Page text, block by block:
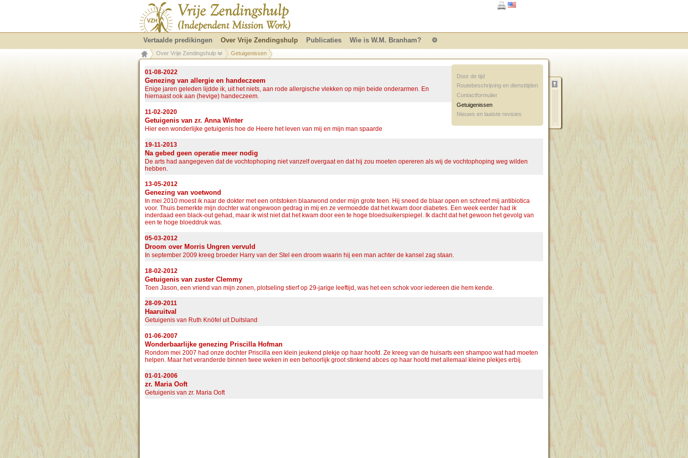
Door de tijd
Routebeschrijving en diensttijden
Contactformulier
Getuigenissen
Nieuws en laatste revisies
01-08-2022
Genezing van allergie en handeczeem
Enige jaren geleden lijdde ik, uit het niets, aan rode allergische vlekken op mijn beide onderarmen. En
hiernaast ook aan (hevige) handeczeem.
11-02-2020
Getuigenis van zr. Anna Winter
Hier een wonderlijke getuigenis hoe de Heere het leven van mij en mijn man spaarde
19-11-2013
Na gebed geen operatie meer nodig
De arts had aangegeven dat de vochtophoping niet vanzelf overgaat en dat hij zou moeten opereren als wij de vochtophoping weg wilden
hebben.
13-05-2012
Genezing van voetwond
In mei 2010 moest ik naar de dokter met een ontstoken blaarwond onder mijn grote teen. Hij sneed de blaar open en schreef mij antibiotica
voor. Thuis bemerkte mijn dochter wat ongewoon gedrag in mij en ze vermoedde dat het kwam door diabetes. Een week eerder had ik
inderdaad een black-out gehad, maar ik wist niet dat het kwam door een te hoge bloedsuikerspiegel. Ik dacht dat het gewoon het gevolg van
een te hoge bloeddruk was.
05-03-2012
Droom over Morris Ungren vervuld
In september 2009 kreeg broeder Harry van der Stel een droom waarin hij een man achter de kansel zag staan.
18-02-2012
Getuigenis van zuster Clemmy
Toen Jason, een vriend van mijn zonen, plotseling stierf op 29-jarige leeftijd, was het een schok voor iedereen die hem kende.
28-09-2011
Haaruitval
Getuigenis van Ruth Knöfel uit Duitsland
01-06-2007
Wonderbaarlijke genezing Priscilla Hofman
Rondom mei 2007 had onze dochter Priscilla een klein jeukend plekje op haar hoofd. Ze kreeg van de huisarts een shampoo wat had moeten
helpen. Maar het veranderde binnen twee weken in een behoorlijk groot stinkend abces op haar hoofd met allemaal kleine plekjes erbij.
01-01-2006
zr. Maria Ooft
Getuigenis van zr. Maria Ooft
Vertaalde predikingen Over Vrije Zendingshulp Publicaties Wie is W.M. Branham? ⚙
Over Vrije Zendingshulp Getuigenissen